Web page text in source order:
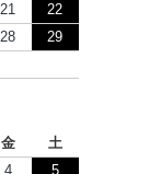
21
22
28
29
金
土
4
5